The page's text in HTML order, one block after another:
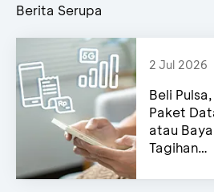
Berita Serupa
2 Jul 2026
Beli Pulsa,
Paket
atau
Tagihan
Bisa di e-